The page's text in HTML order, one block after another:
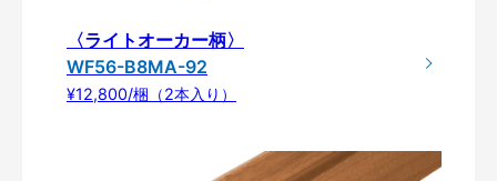
〈ライトオーカー柄〉
WF56-B8MA-92
¥12,800/梱（2本入り）